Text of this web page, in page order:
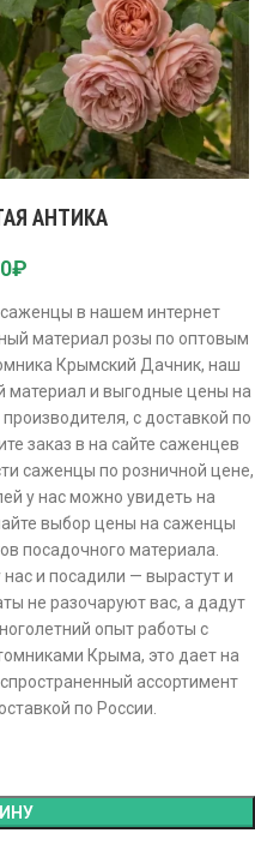
АНТИКА
₽
саженцы в нашем интернет
материал розы по оптовым
Крымский Дачник, наш
материал и выгодные цены на
с доставкой по
заказ в на сайте саженцев
саженцы по розничной цене,
у нас можно увидеть на
выбор цены на саженцы
посадочного материала.
и посадили — вырастут и
не разочаруют вас, а дадут
опыт работы с
Крыма, это дает на
ассортимент
по России.